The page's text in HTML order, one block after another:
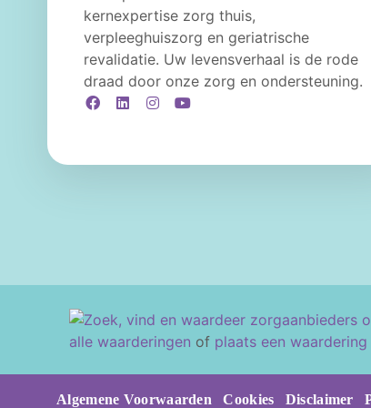
kernexpertise zorg thuis,
verpleeghuiszorg en geriatrische
revalidatie. Uw levensverhaal is de rode
draad door onze zorg en ondersteuning.
FacebookLinkedInInstagram
alle waarderingen of plaats een waardering
Algemene Voorwaarden Cookies Disclaimer